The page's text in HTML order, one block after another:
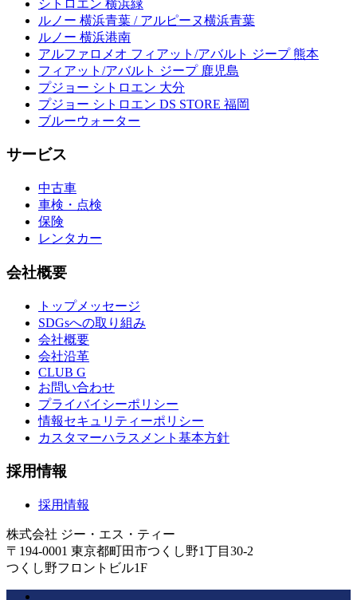
シトロエン 横浜緑
ルノー 横浜青葉 / アルピーヌ横浜青葉
ルノー 横浜港南
アルファロメオ フィアット/アバルト ジープ 熊本
フィアット/アバルト ジープ 鹿児島
プジョー シトロエン 大分
プジョー シトロエン DS STORE 福岡
ブルーウォーター
サービス
中古車
車検・点検
保険
レンタカー
会社概要
トップメッセージ
SDGsへの取り組み
会社概要
会社沿革
CLUB G
お問い合わせ
プライバイシーポリシー
情報セキュリティーポリシー
カスタマーハラスメント基本方針
採用情報
採用情報
株式会社 ジー・エス・ティー
〒194-0001 東京都町田市つくし野1丁目30-2
つくし野フロントビル1F